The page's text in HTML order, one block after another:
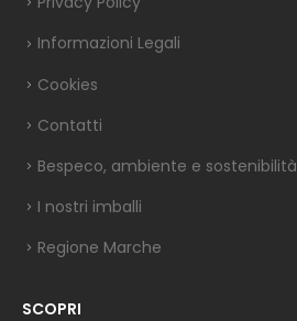
Informazioni Legali
Cookies
Contatti
Bespeco, ambiente e sostenibilità
I nostri imballi
Regione Marche
SCOPRI